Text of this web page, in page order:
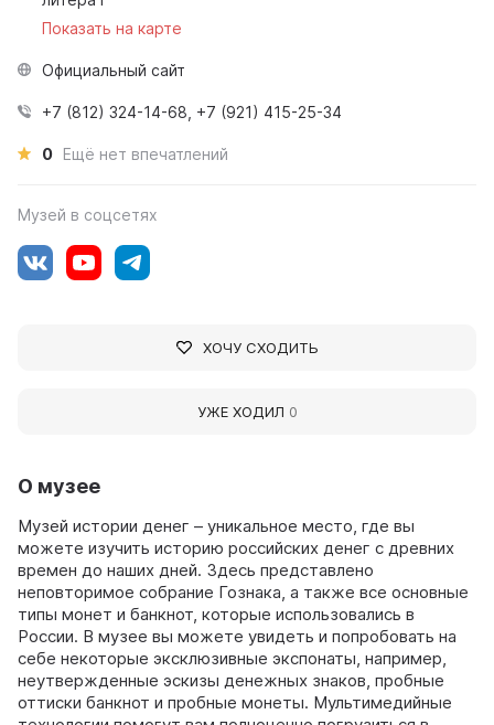
О музее
Музей истории денег – уникальное место, где вы
можете изучить историю российских денег с древних
времен до наших дней. Здесь представлено
неповторимое собрание Гознака, а также все основные
типы монет и банкнот, которые использовались в
России. В музее вы можете увидеть и попробовать на
себе некоторые эксклюзивные экспонаты, например,
неутвержденные эскизы денежных знаков, пробные
оттиски банкнот и пробные монеты. Мультимедийные
Показать на карте
Официальный сайт
+7 (812) 324-14-68, +7 (921) 415-25-34
0 Ещё нет впечатлений
Музей в соцсетях
ХОЧУ СХОДИТЬ
УЖЕ ХОДИЛ 0